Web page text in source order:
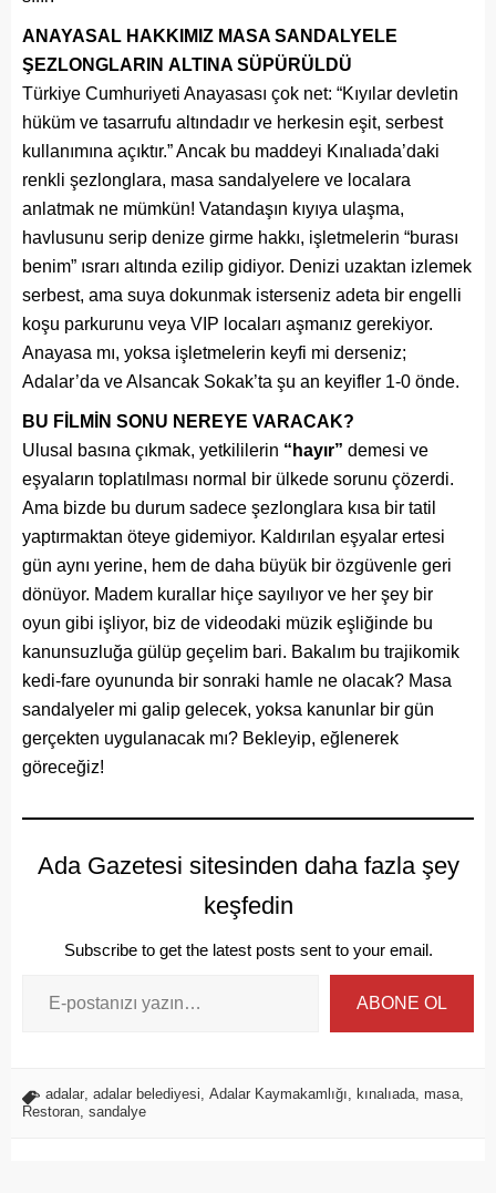
ANAYASAL HAKKIMIZ MASA SANDALYELE
ŞEZLONGLARIN ALTINA SÜPÜRÜLDÜ
Türkiye Cumhuriyeti Anayasası çok net: “Kıyılar devletin
hüküm ve tasarrufu altındadır ve herkesin eşit, serbest
kullanımına açıktır.” Ancak bu maddeyi Kınalıada’daki
renkli şezlonglara, masa sandalyelere ve localara
anlatmak ne mümkün! Vatandaşın kıyıya ulaşma,
havlusunu serip denize girme hakkı, işletmelerin “burası
benim” ısrarı altında ezilip gidiyor. Denizi uzaktan izlemek
serbest, ama suya dokunmak isterseniz adeta bir engelli
koşu parkurunu veya VIP locaları aşmanız gerekiyor.
Anayasa mı, yoksa işletmelerin keyfi mi derseniz;
Adalar’da ve Alsancak Sokak’ta şu an keyifler 1-0 önde.
BU FİLMİN SONU NEREYE VARACAK?
Ulusal basına çıkmak, yetkililerin “hayır” demesi ve
eşyaların toplatılması normal bir ülkede sorunu çözerdi.
Ama bizde bu durum sadece şezlonglara kısa bir tatil
yaptırmaktan öteye gidemiyor. Kaldırılan eşyalar ertesi
gün aynı yerine, hem de daha büyük bir özgüvenle geri
dönüyor. Madem kurallar hiçe sayılıyor ve her şey bir
oyun gibi işliyor, biz de videodaki müzik eşliğinde bu
kanunsuzluğa gülüp geçelim bari. Bakalım bu trajikomik
kedi-fare oyununda bir sonraki hamle ne olacak? Masa
sandalyeler mi galip gelecek, yoksa kanunlar bir gün
gerçekten uygulanacak mı? Bekleyip, eğlenerek
göreceğiz!
Ada Gazetesi sitesinden daha fazla şey
keşfedin
Subscribe to get the latest posts sent to your email.
ABONE OL
adalar, adalar belediyesi, Adalar Kaymakamlığı, kınalıada, masa,
Restoran, sandalye